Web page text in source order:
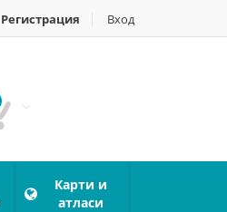
Регистрация Вход
Карти и
атласи